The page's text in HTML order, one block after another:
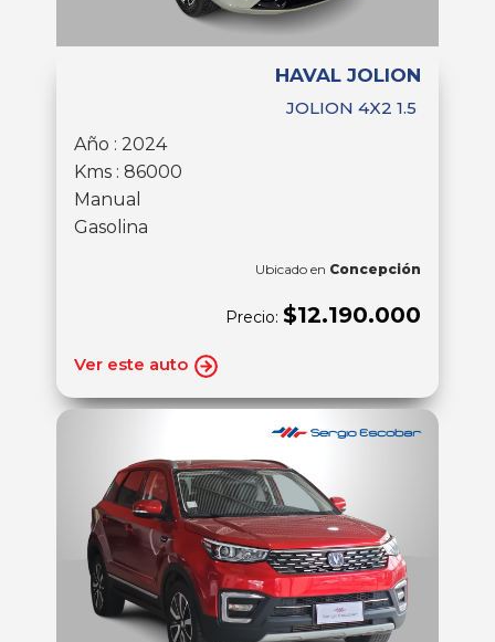
HAVAL JOLION
JOLION 4X2 1.5
Año : 2024
Kms : 86000
Manual
Gasolina
Ubicado en Concepción
Precio: $12.190.000
Ver este auto